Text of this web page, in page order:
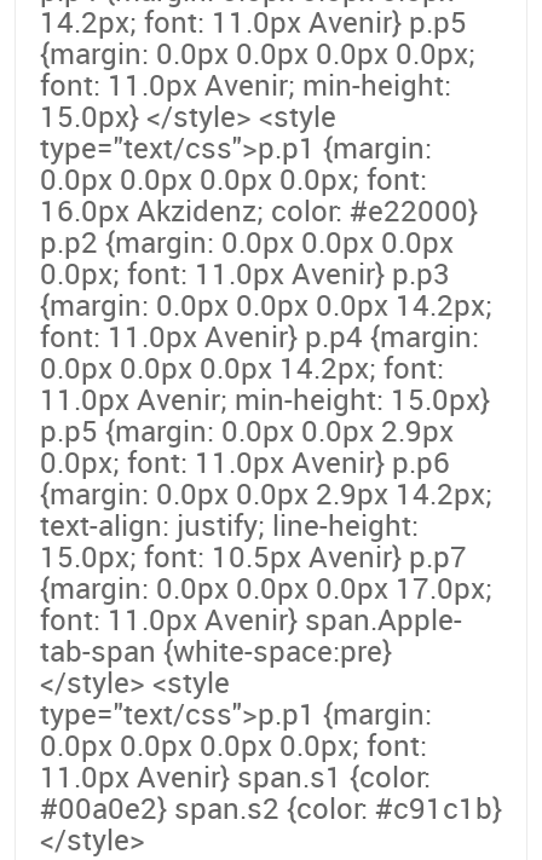
14.2px; font: 11.0px Avenir} p.p5
{margin: 0.0px 0.0px 0.0px 0.0px;
font: 11.0px Avenir; min-height:
15.0px} </style> <style
type="text/css">p.p1 {margin:
0.0px 0.0px 0.0px 0.0px; font:
16.0px Akzidenz; color: #e22000}
p.p2 {margin: 0.0px 0.0px 0.0px
0.0px; font: 11.0px Avenir} p.p3
{margin: 0.0px 0.0px 0.0px 14.2px;
font: 11.0px Avenir} p.p4 {margin:
0.0px 0.0px 0.0px 14.2px; font:
11.0px Avenir; min-height: 15.0px}
p.p5 {margin: 0.0px 0.0px 2.9px
0.0px; font: 11.0px Avenir} p.p6
{margin: 0.0px 0.0px 2.9px 14.2px;
text-align: justify; line-height:
15.0px; font: 10.5px Avenir} p.p7
{margin: 0.0px 0.0px 0.0px 17.0px;
font: 11.0px Avenir} span.Apple-
tab-span {white-space:pre}
</style> <style
type="text/css">p.p1 {margin:
0.0px 0.0px 0.0px 0.0px; font:
11.0px Avenir} span.s1 {color:
#00a0e2} span.s2 {color: #c91c1b}
</style>